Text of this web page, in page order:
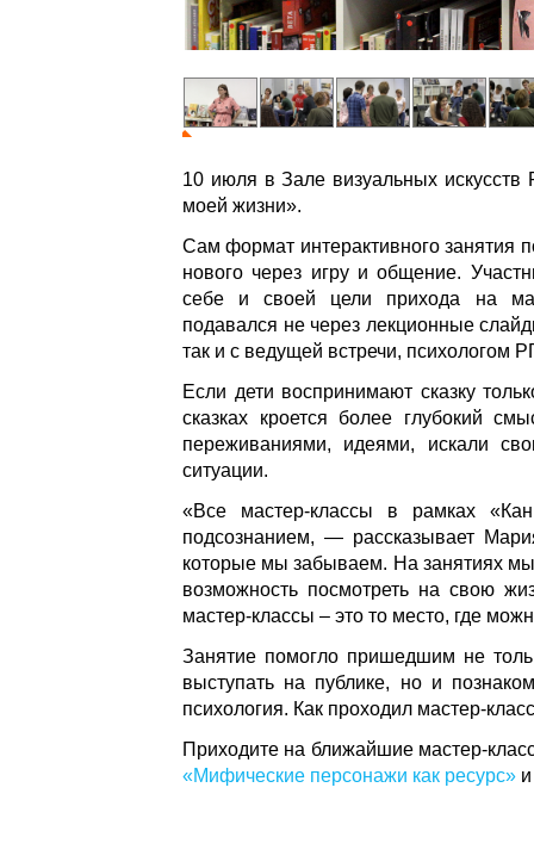
10 июля в Зале визуальных искусств
моей жизни».
Сам формат интерактивного занятия
нового через игру и общение.
себе и своей цели прихода на
подавался не через лекционные
так и с ведущей встречи,
Если дети воспринимают сказку
сказках кроется более глубокий
переживаниями, идеями, искали
ситуации.
«Все мастер-классы в рамках
подсознанием, — рассказывает
которые мы забываем. На занятиях
возможность посмотреть на свою
мастер-классы – это то место, где
Занятие помогло пришедшим не
выступать на публике, но и
психология. Как проходил мастер-
Приходите на ближайшие мастер-
«Мифические персонажи как ресурс»